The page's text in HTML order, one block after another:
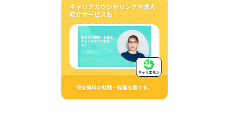
キャリアカウンセリングや求人
紹介サービスも！
完全無料の就職・転職支援です。
キャリエモン